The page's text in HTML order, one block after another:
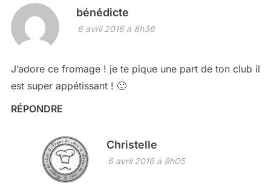
bénédicte
6 avril 2016 à 8h36
J’adore ce fromage ! je te pique une part de ton club il
est super appétissant ! 🙂
RÉPONDRE
Christelle
6 avril 2016 à 9h05